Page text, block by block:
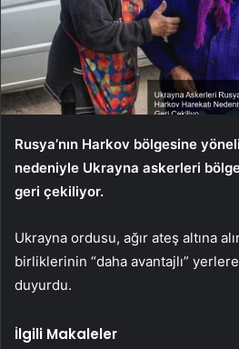
Rusya’nın Harkov bölgesine
nedeniyle Ukrayna askerleri
geri çekiliyor.
Ukrayna ordusu, ağır ateş altına
birliklerinin “daha avantajlı” yerlere
duyurdu.
İlgili Makaleler